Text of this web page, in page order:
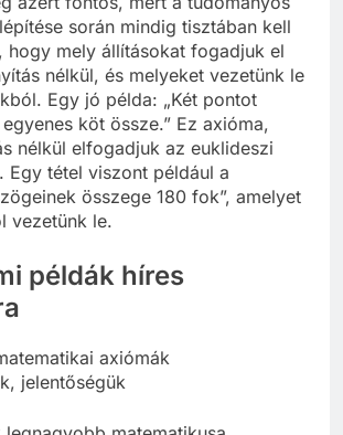
során mindig tisztában kell
hogy mely állításokat fogadjuk el
nélkül, és melyeket vezetünk le
Egy jó példa: „Két pontot
köt össze.” Ez axióma,
nélkül elfogadjuk az euklideszi
Egy tétel viszont például a
összege 180 fok”, amelyet
vezetünk le.
példák híres
axiómák
jelentőségük